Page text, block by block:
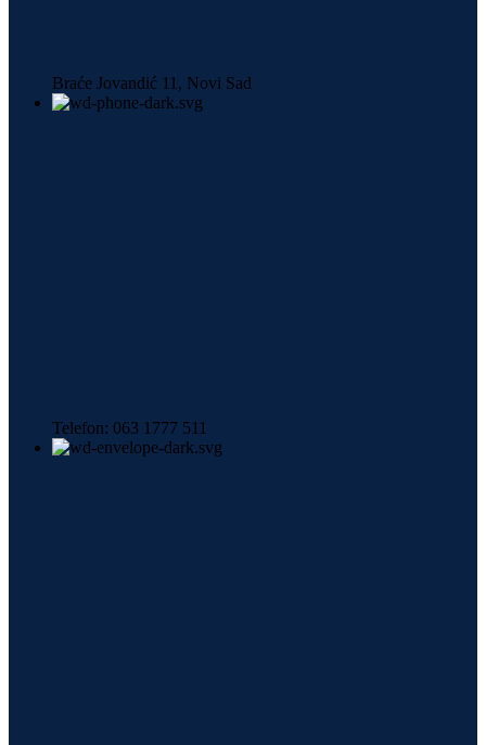
Braće Jovandić 11, Novi Sad
Telefon: 063 1777 511